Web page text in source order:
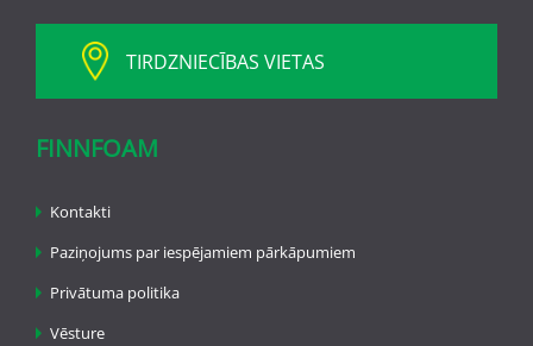
TIRDZNIECĪBAS VIETAS
FINNFOAM
Kontakti
Paziņojums par iespējamiem pārkāpumiem
Privātuma politika
Vēsture